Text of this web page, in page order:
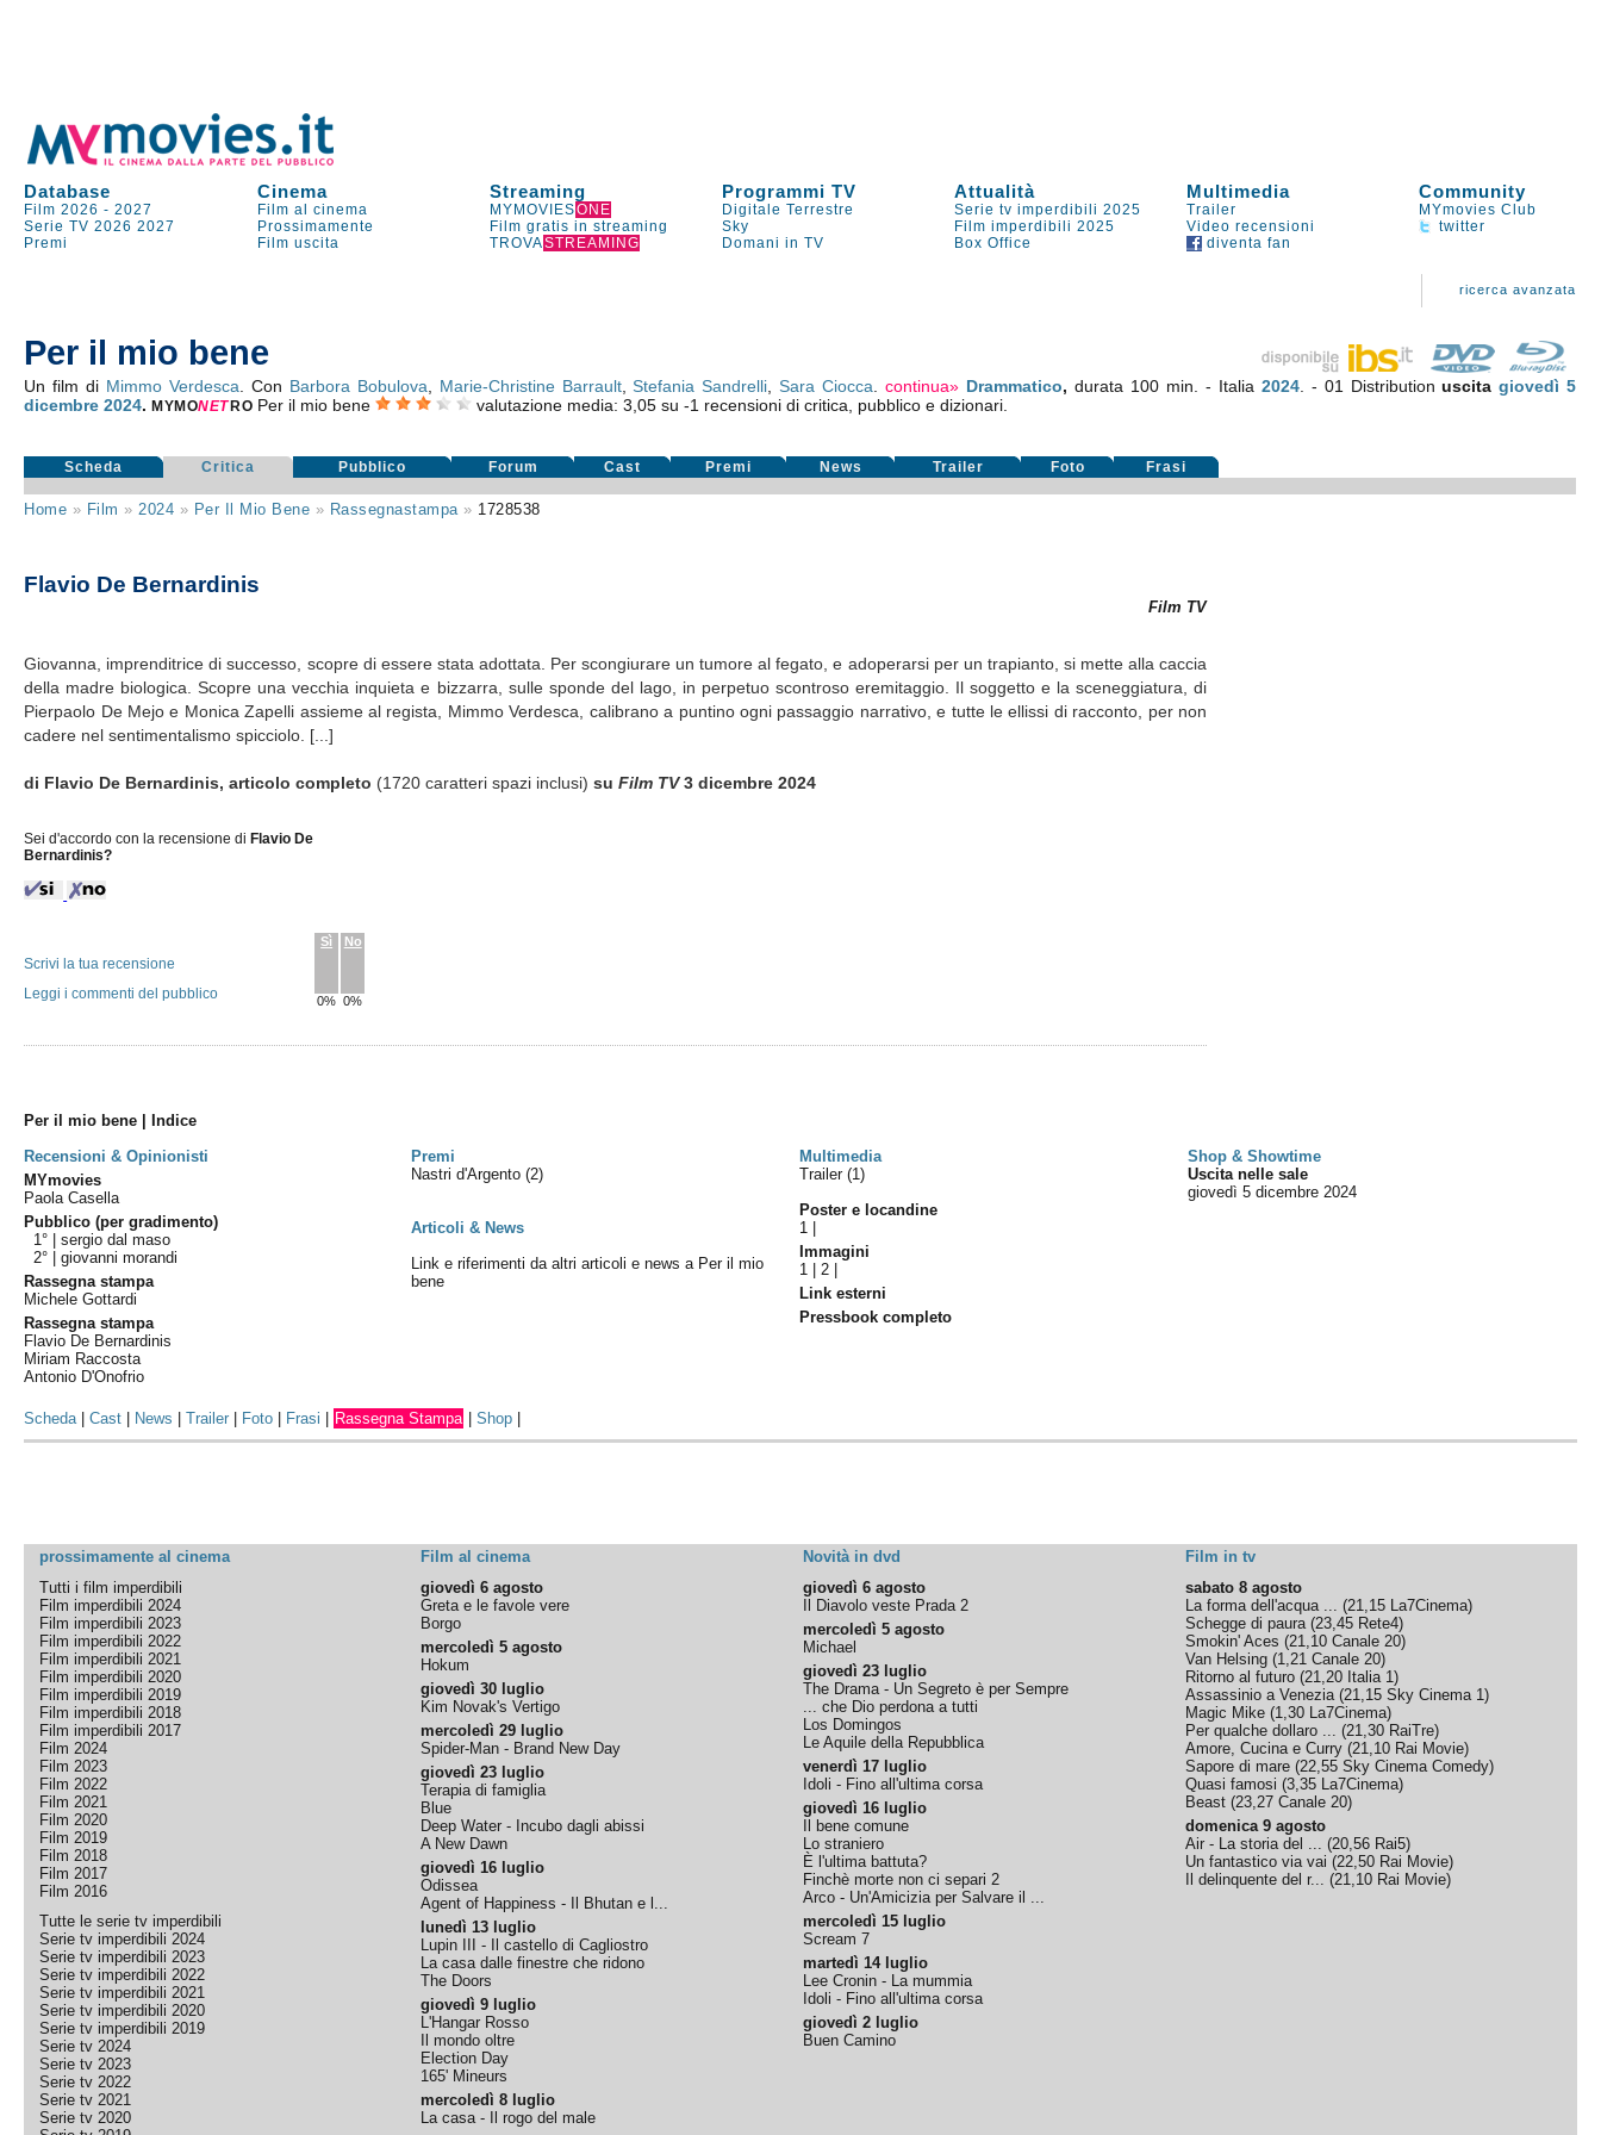
Database Cinema Streaming Programmi TV Attualità Multimedia Community
Film 2026 -2027 Film al cinema MYMOVIESONE Digitale Terrestre Serie tv imperdibili 2025 Trailer
MYmovies Club
Serie TV 2026 2027 Prossimamente Film gratis in streaming Sky Film imperdibili 2025 Video recensioni
twitter
Premi
Film uscita TROVASTREAMING Domani in TV Box Office diventa fan
ricerca avanzata
Per il mio bene
Un film di Mimmo Verdesca . Con Barbora Bobulova Marie-Christine Barrault,Stefania Sandrelli ,Sara Ciocca .continua» Drammatico,durata 100 min. - Italia 2024. - 01 Distributionuscitagiovedì 5
dicembre 2024.MYMONET RO Per il mio bene valutazione media: 3,05 su -1 recensioni di critica, pubblico e dizionari.
Scheda Critica Pubblico Forum Cast Premi News Trailer Foto Frasi
Home » Film » 2024 » Per Il Mio Bene » Rassegnastampa» 1728538
Flavio De Bernardinis
Film TV
Giovanna, imprenditrice di successo, scopre di essere stata adottata. Per scongiurare un tumore al fegato, e adoperarsi per un trapianto, si mette alla caccia
della madre biologica. Scopre una vecchia inquieta e bizzarra, sulle sponde del lago, in perpetuo scontroso eremitaggio. Il soggetto e la sceneggiatura, di
Pierpaolo De Mejo e Monica Zapelli assieme al regista, Mimmo Verdesca, calibrano a puntino ogni passaggio narrativo, e tutte le ellissi di racconto, per non
cadere nel sentimentalismo spicciolo. [...]
di Flavio De Bernardinis, articolo completo (1720 caratteri spazi inclusi)suFilm TV3 dicembre 2024
Sei d'accordo con la recensione di Flavio De
Bernardinis?
Sì
0%
No
0%
Scrivi la tua recensione
Leggi i commenti del pubblico
Per il mio bene | Indice
Recensioni & Opinionisti
Premi Multimedia
Shop & Showtime
MYmovies
Paola Casella
Pubblico (per gradimento)
1° |sergio dal maso
2° |giovanni morandi
Rassegna stampa
Michele Gottardi
Rassegna stampa
Flavio De Bernardinis
Miriam Raccosta
Antonio D'Onofrio
Nastri d'Argento(2)
Articoli & News
Link e riferimenti da altri articoli e news a Per il mio
bene
Trailer (1)
Poster e locandine
1
Immagini
1 |2
Link esterni
Pressbook completo
Uscita nelle sale
giovedì 5 dicembre 2024
Scheda|Cast News |Trailer Foto Frasi Rassegna Stampa |Shop
prossimamente al cinema Film al cinema Novità in dvd
Film in tv
Tutti i film imperdibili
Film imperdibili 2024
Film imperdibili 2023
Film imperdibili 2022
Film imperdibili 2021
Film imperdibili 2020
Film imperdibili 2019
Film imperdibili 2018
Film imperdibili 2017
Film 2024
Film 2023
Film 2022
Film 2021
Film 2020
Film 2019
Film 2018
Film 2017
Film 2016
Tutte le serie tv imperdibili
Serie tv imperdibili 2024
Serie tv imperdibili 2023
Serie tv imperdibili 2022
Serie tv imperdibili 2021
Serie tv imperdibili 2020
Serie tv imperdibili 2019
Serie tv 2024
Serie tv 2023
Serie tv 2022
Serie tv 2021
Serie tv 2020
giovedì 6 agosto
Greta e le favole vere
Borgo
mercoledì 5 agosto
Hokum
giovedì 30 luglio
Kim Novak's Vertigo
mercoledì 29 luglio
Spider-Man - Brand New Day
giovedì 23 luglio
Terapia di famiglia
Blue
Deep Water - Incubo dagli abissi
A New Dawn
giovedì 16 luglio
Odissea
Agent of Happiness - Il Bhutan e l...
lunedì 13 luglio
Lupin III - Il castello di Cagliostro
La casa dalle finestre che ridono
The Doors
giovedì 9 luglio
L'Hangar Rosso
Il mondo oltre
Election Day
165' Mineurs
mercoledì 8 luglio
La casa - Il rogo del male
giovedì 6 agosto
Il Diavolo veste Prada 2
mercoledì 5 agosto
Michael
giovedì 23 luglio
The Drama - Un Segreto è per Sempre
... che Dio perdona a tutti
Los Domingos
Le Aquile della Repubblica
venerdì 17 luglio
Idoli - Fino all'ultima corsa
giovedì 16 luglio
Il bene comune
Lo straniero
È l'ultima battuta?
Finchè morte non ci separi 2
Arco - Un'Amicizia per Salvare il ...
mercoledì 15 luglio
Scream 7
martedì 14 luglio
Lee Cronin - La mummia
Idoli - Fino all'ultima corsa
giovedì 2 luglio
Buen Camino
sabato 8 agosto
La forma dell'acqua ... (21,15 La7Cinema)
Schegge di paura(23,45 Rete4)
Smokin' Aces (21,10 Canale 20)
Van Helsing (1,21 Canale 20)
Ritorno al futuro (21,20 Italia 1)
Assassinio a Venezia(21,15 Sky Cinema 1)
Magic Mike (1,30 La7Cinema)
Per qualche dollaro ... (21,30 RaiTre)
Amore, Cucina e Curry (21,10 Rai Movie)
Sapore di mare (22,55 Sky Cinema Comedy)
Quasi famosi (3,35 La7Cinema)
Beast (23,27 Canale 20)
domenica 9 agosto
Air - La storia del ... (20,56 Rai5)
Un fantastico via vai (22,50 Rai Movie)
Il delinquente del r... (21,10 Rai Movie)